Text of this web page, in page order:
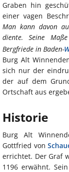
Graben hin
einer vagen
Man kann davon
diente. Seine
Bergfriede in Baden-
Burg Alt
sich nur der
der auf dem
Ortschaft aus
Historie
Burg Alt
Gottfried von
errichtet. Der Graf
1196 erwähnt.